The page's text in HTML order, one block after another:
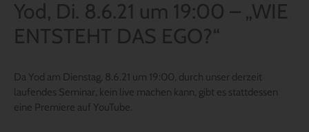
Yod, Di. 8.6.21 um 19:00 – „WIE
ENTSTEHT DAS EGO?“
Da Yod am Dienstag, 8.6.21 um 19:00, durch unser derzeit
laufendes Seminar, kein live machen kann, gibt es stattdessen
eine Premiere auf YouTube.